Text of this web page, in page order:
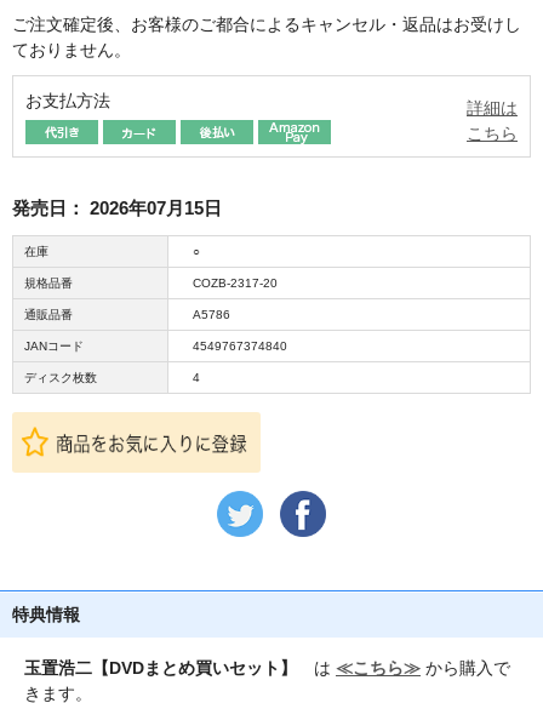
ご注文確定後、お客様のご都合によるキャンセル・返品はお受けし
ておりません。
お支払方法
詳細は
こちら
発売日： 2026年07月15日
在庫 ○
規格品番 COZB-2317-20
通販品番 A5786
JANコード 4549767374840
ディスク枚数 4
特典情報
玉置浩二【DVDまとめ買いセット】 は ≪こちら≫ から購入で
きます。